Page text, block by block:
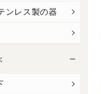
ンレス製の器